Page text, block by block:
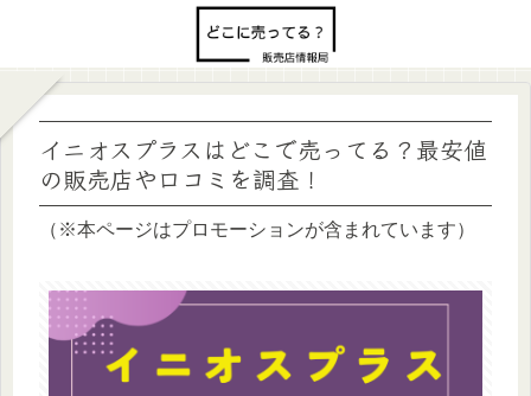
イニオスプラスはどこで売ってる？最安値
の販売店や口コミを調査！
（※本ページはプロモーションが含まれています）